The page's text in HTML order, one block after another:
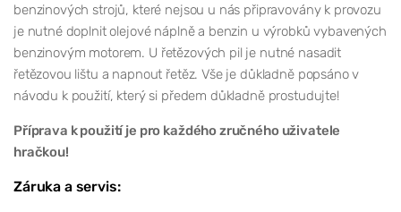
benzinových strojů, které nejsou u nás připravovány k provozu
je nutné doplnit olejové náplně a benzin u výrobků vybavených
benzinovým motorem. U řetězových pil je nutné nasadit
řetězovou lištu a napnout řetěz. Vše je důkladně popsáno v
návodu k použití, který si předem důkladně prostudujte!
Příprava k použití je pro každého zručného uživatele
hračkou!
Záruka a servis: